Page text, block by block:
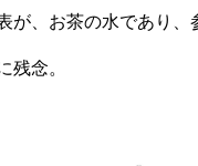
が、お茶の水であり
残念。